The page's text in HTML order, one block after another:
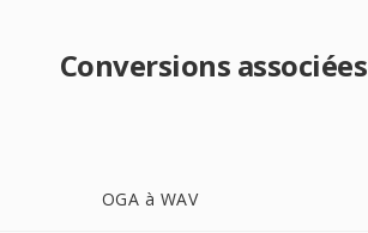
Conversions associées
OGA à WAV